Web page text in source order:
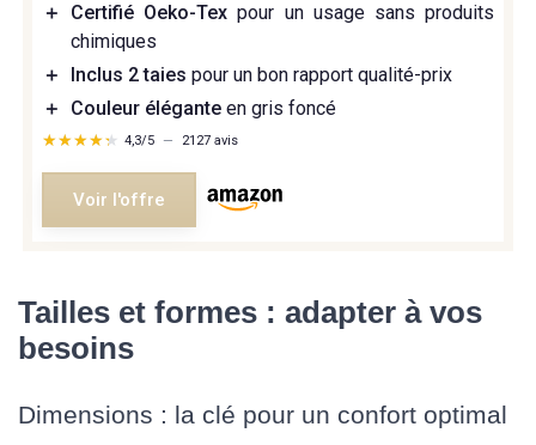
＋
Certifié Oeko-Tex pour un usage sans produits
chimiques
＋
Inclus 2 taies pour un bon rapport qualité-prix
＋
Couleur élégante en gris foncé
★★★★★
★★★★★ 4,3/5 — 2127 avis
Voir l'offre
Tailles et formes : adapter à vos
besoins
Dimensions : la clé pour un confort optimal